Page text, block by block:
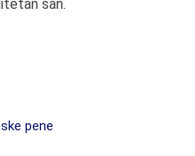
san.
pene